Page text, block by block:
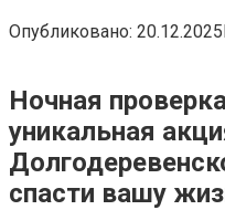
Опубликовано: 20.12.2025
Ночная
уникальная
спасти вашу